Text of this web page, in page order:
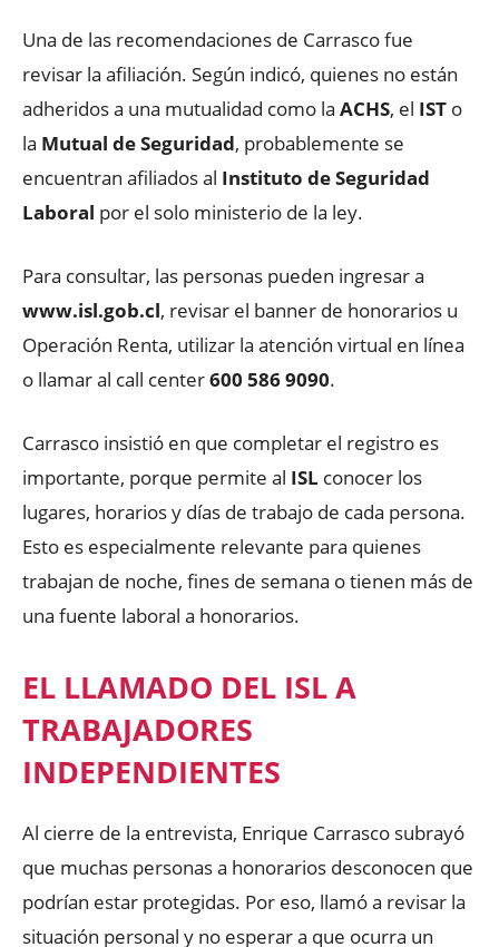
Una de las recomendaciones de Carrasco fue
revisar la afiliación. Según indicó, quienes no están
adheridos a una mutualidad como la ACHS, el IST o
la Mutual de Seguridad, probablemente se
encuentran afiliados al Instituto de Seguridad
Laboral por el solo ministerio de la ley.
Para consultar, las personas pueden ingresar a
www.isl.gob.cl, revisar el banner de honorarios u
Operación Renta, utilizar la atención virtual en línea
o llamar al call center600 586 9090.
Carrasco insistió en que completar el registro es
importante, porque permite al ISL conocer los
lugares, horarios y días de trabajo de cada persona.
Esto es especialmente relevante para quienes
trabajan de noche, fines de semana o tienen más de
una fuente laboral a honorarios.
EL LLAMADO DEL ISL A
TRABAJADORES
INDEPENDIENTES
Al cierre de la entrevista, Enrique Carrasco subrayó
que muchas personas a honorarios desconocen que
podrían estar protegidas. Por eso, llamó a revisar la
situación personal y no esperar a que ocurra un